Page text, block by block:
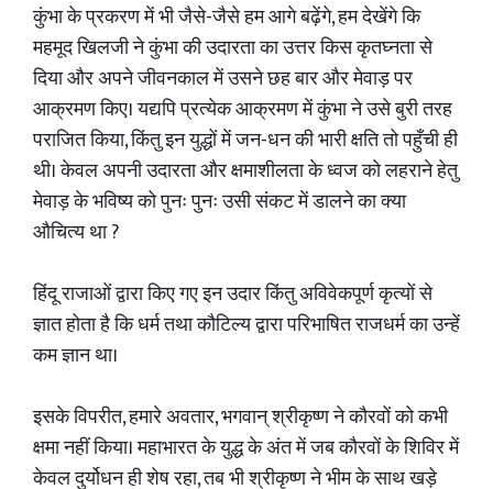
कुंभा के प्रकरण में भी जैसे-जैसे हम आगे बढ़ेंगे, हम देखेंगे कि
महमूद खिलजी ने कुंभा की उदारता का उत्तर किस कृतघ्नता से
दिया और अपने जीवनकाल में उसने छह बार और मेवाड़ पर
आक्रमण किए। यद्यपि प्रत्येक आक्रमण में कुंभा ने उसे बुरी तरह
पराजित किया, किंतु इन युद्धों में जन-धन की भारी क्षति तो पहुँची ही
थी। केवल अपनी उदारता और क्षमाशीलता के ध्वज को लहराने हेतु
मेवाड़ के भविष्य को पुनः पुनः उसी संकट में डालने का क्या
औचित्य था ?
हिंदू राजाओं द्वारा किए गए इन उदार किंतु अविवेकपूर्ण कृत्यों से
ज्ञात होता है कि धर्म तथा कौटिल्य द्वारा परिभाषित राजधर्म का उन्हें
कम ज्ञान था।
इसके विपरीत, हमारे अवतार, भगवान् श्रीकृष्ण ने कौरवों को कभी
क्षमा नहीं किया। महाभारत के युद्ध के अंत में जब कौरवों के शिविर में
केवल दुर्योधन ही शेष रहा, तब भी श्रीकृष्ण ने भीम के साथ खड़े